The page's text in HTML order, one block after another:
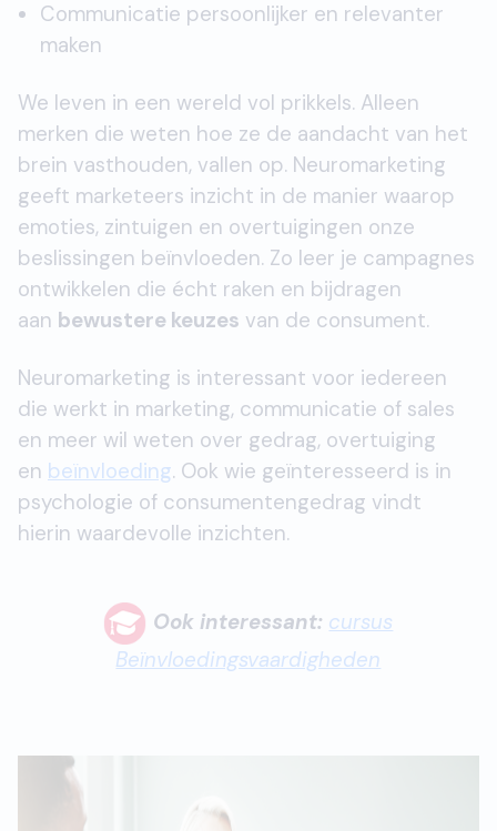
Communicatie persoonlijker en relevanter
maken
We leven in een wereld vol prikkels. Alleen
merken die weten hoe ze de aandacht van het
brein vasthouden, vallen op. Neuromarketing
geeft marketeers inzicht in de manier waarop
emoties, zintuigen en overtuigingen onze
beslissingen beïnvloeden. Zo leer je campagnes
ontwikkelen die écht raken en bijdragen
aan bewustere keuzes van de consument.
Neuromarketing is interessant voor iedereen
die werkt in marketing, communicatie of sales
en meer wil weten over gedrag, overtuiging
en beïnvloeding. Ook wie geïnteresseerd is in
psychologie of consumentengedrag vindt
hierin waardevolle inzichten.
Ook interessant: cursus
Beïnvloedingsvaardigheden